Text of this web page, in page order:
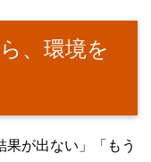
、環境を
果が出ない」「もう